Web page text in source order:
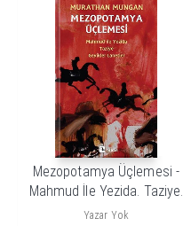
Mezopotamya Üçlemesi -
Mahmud İle Yezida. Taziye.
Geyikler Lanetler
Yazar Yok